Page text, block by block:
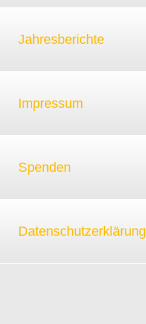
Jahresberichte
Impressum
Spenden
Datenschutzerklärung